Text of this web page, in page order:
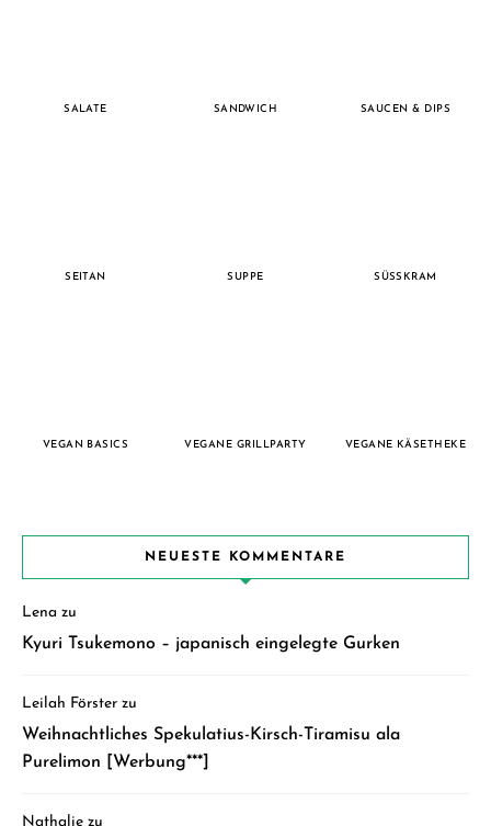
SALATE SANDWICH SAUCEN & DIPS
SEITAN SUPPE SÜSSKRAM
VEGAN BASICS VEGANE GRILLPARTY VEGANE KÄSETHEKE
NEUESTE KOMMENTARE
Lena zu
Kyuri Tsukemono – japanisch eingelegte Gurken
Leilah Förster zu
Weihnachtliches Spekulatius-Kirsch-Tiramisu ala
Purelimon [Werbung***]
Nathalie zu